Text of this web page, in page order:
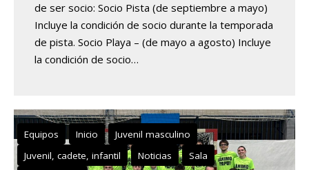
de ser socio: Socio Pista (de septiembre a mayo)
Incluye la condición de socio durante la temporada
de pista. Socio Playa – (de mayo a agosto) Incluye
la condición de socio…
Equipos Inicio
Juvenil masculino
Juvenil, cadete, infantil
Noticias
Sala